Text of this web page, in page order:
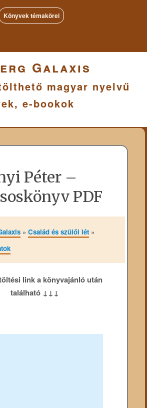
Könyvek témakörei
Galaxis
magyar nyelvű
e-bookok
Péter –
PDF
» Család és szülői lét»
link a könyvajánló után
található ↓↓↓